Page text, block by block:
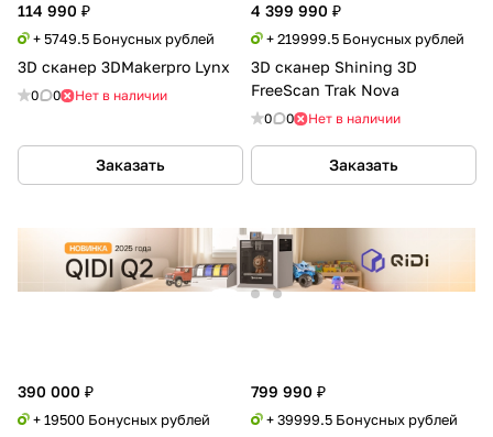
114 990 ₽
+ 5749.5 Бонусных рублей
3D сканер 3DMakerpro Lynx
0 0 Нет в наличии
Заказать
4 399 990 ₽
+ 219999.5 Бонусных рублей
3D сканер Shining 3D
FreeScan Trak Nova
0 0 Нет в наличии
Заказать
390 000 ₽
+ 19500 Бонусных рублей
799 990 ₽
+ 39999.5 Бонусных рублей